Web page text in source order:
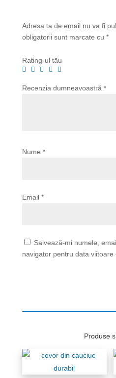
Adresa ta de email nu va fi
obligatorii sunt marcate cu *
Rating-ul tău
Recenzia dumneavoastră *
Nume *
Email *
Salvează-mi numele,
navigator pentru data
Produse